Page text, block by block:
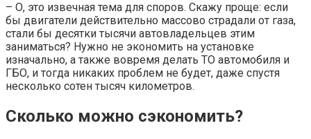
– О, это извечная тема для споров. Скажу проще: если
бы двигатели действительно массово страдали от газа,
стали бы десятки тысячи автовладельцев этим
заниматься? Нужно не экономить на установке
изначально, а также вовремя делать ТО автомобиля и
ГБО, и тогда никаких проблем не будет, даже спустя
несколько сотен тысяч километров.
Сколько можно сэкономить?